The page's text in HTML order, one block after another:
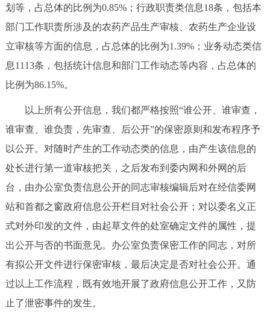
划等，占总体的比例为0.85%；行政职责类信息18条，包括本
部门工作职责所涉及的农药产品生产审核、农药生产企业设
立审核等方面的信息，占总体的比例为1.39%；业务动态类信
息1113条，包括统计信息和部门工作动态等内容，占总体的
比例为86.15%。
以上所有公开信息，我们都严格按照“谁公开、谁审查，
谁审查、谁负责，先审查、后公开”的保密原则和发布程序予
以公开。对随时产生的工作动态类的信息，由产生该信息的
处长进行第一道审核把关，之后发布到委内网和外网的后
台，由办公室负责信息公开的同志审核编辑后对在经信委网
站和首都之窗政府信息公开栏目对社会公开；对以委名义正
式对外印发的文件，由起草文件的处室确定文件的属性，提
出公开与否的书面意见。办公室负责保密工作的同志，对所
有拟公开文件进行保密审核，最后决定是否对社会公开。通
过以上工作流程，既有效地开展了政府信息公开工作，又防
止了泄密事件的发生。